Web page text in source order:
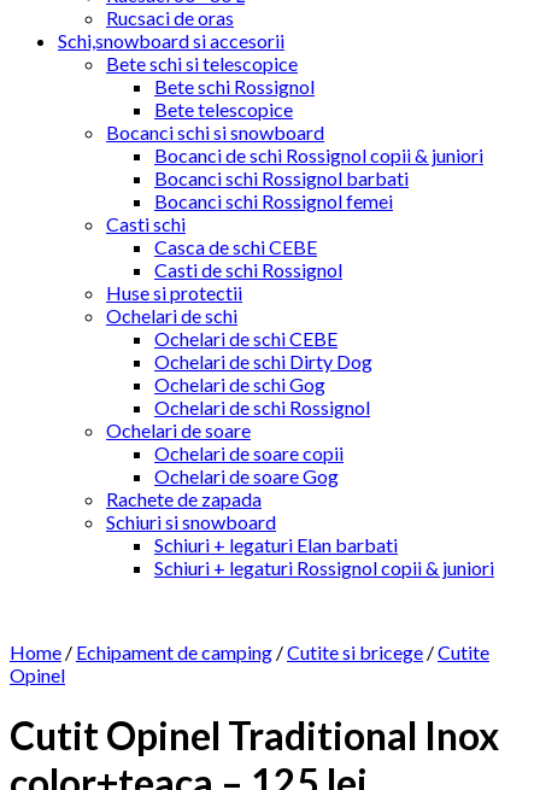
Rucsaci de oras
Schi,snowboard si accesorii
Bete schi si telescopice
Bete schi Rossignol
Bete telescopice
Bocanci schi si snowboard
Bocanci de schi Rossignol copii & juniori
Bocanci schi Rossignol barbati
Bocanci schi Rossignol femei
Casti schi
Casca de schi CEBE
Casti de schi Rossignol
Huse si protectii
Ochelari de schi
Ochelari de schi CEBE
Ochelari de schi Dirty Dog
Ochelari de schi Gog
Ochelari de schi Rossignol
Ochelari de soare
Ochelari de soare copii
Ochelari de soare Gog
Rachete de zapada
Schiuri si snowboard
Schiuri + legaturi Elan barbati
Schiuri + legaturi Rossignol copii & juniori
Home / Echipament de camping /Cutite si bricege /Cutite
Opinel
Cutit Opinel Traditional Inox